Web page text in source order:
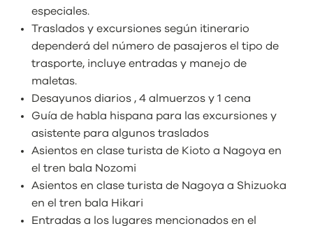
especiales.
Traslados y excursiones según itinerario
dependerá del número de pasajeros el tipo de
trasporte, incluye entradas y manejo de
maletas.
Desayunos diarios , 4 almuerzos y 1 cena
Guía de habla hispana para las excursiones y
asistente para algunos traslados
Asientos en clase turista de Kioto a Nagoya en
el tren bala Nozomi
Asientos en clase turista de Nagoya a Shizuoka
en el tren bala Hikari
Entradas a los lugares mencionados en el